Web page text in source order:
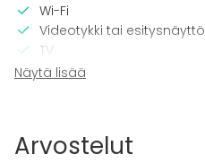
Wi-Fi
Videotykki tai esitysnäyttö
TV
Kevyt äänentoisto
Juhlat
Näytä lisää
Arvostelut